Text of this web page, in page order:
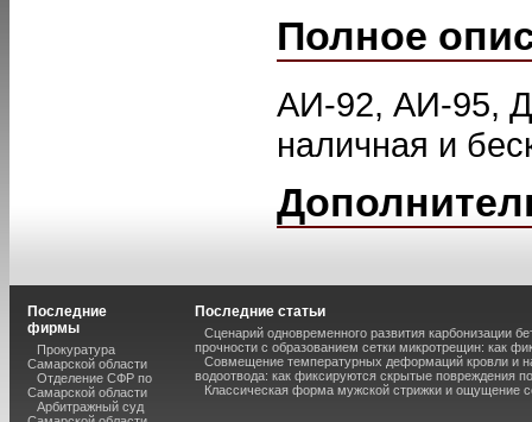
Полное
АИ-92, АИ-95,
наличная и
Последние
фирмы
Прокуратура
Самарской области
Отделение СФР по
Самарской области
Арбитражный суд
Последние статьи
Сценарий одновременного развития карбонизации
прочности с образованием сетки микротрещин: как
Совмещение температурных деформаций кровли и
водоотвода: как фиксируются скрытые повреждения
Классическая форма мужской стрижки и ощущение